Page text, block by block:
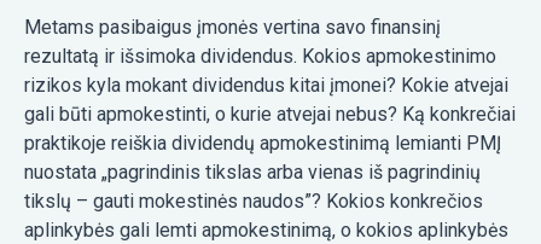
Metams pasibaigus įmonės vertina savo finansinį
rezultatą ir išsimoka dividendus. Kokios apmokestinimo
rizikos kyla mokant dividendus kitai įmonei? Kokie atvejai
gali būti apmokestinti, o kurie atvejai nebus? Ką konkrečiai
praktikoje reiškia dividendų apmokestinimą lemianti PMĮ
nuostata „pagrindinis tikslas arba vienas iš pagrindinių
tikslų – gauti mokestinės naudos”? Kokios konkrečios
aplinkybės gali lemti apmokestinimą, o kokios aplinkybės